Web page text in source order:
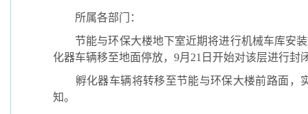
所属各部门：
节能与环保大楼地下室近期将进行机械车库安
化器车辆移至地面停放， 9月 21 日开始对该层进行封
孵化器车辆将转移至节能与环保大楼前路面
知。